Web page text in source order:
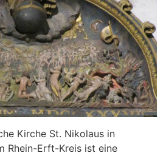
Kirche St. Nikolaus in
Rhein-Erft-Kreis ist eine